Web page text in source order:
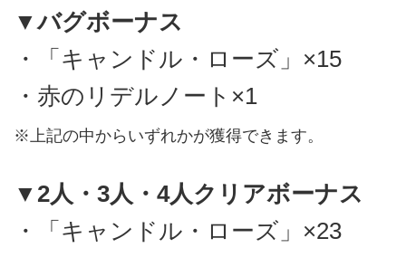
▼バグボーナス
・「キャンドル・ローズ」×15
・赤のリデルノート×1
※上記の中からいずれかが獲得できます。
▼2人・3人・4人クリアボーナス
・「キャンドル・ローズ」×23